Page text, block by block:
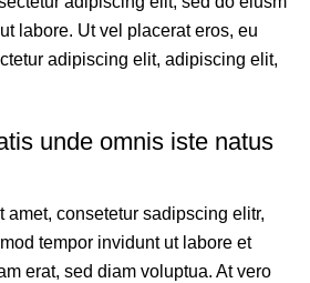
labore. Ut vel placerat eros, eu
adipiscing elit, adipiscing elit,
unde omnis iste natus
amet, consetetur sadipscing elitr,
tempor invidunt ut labore et
erat, sed diam voluptua. At vero